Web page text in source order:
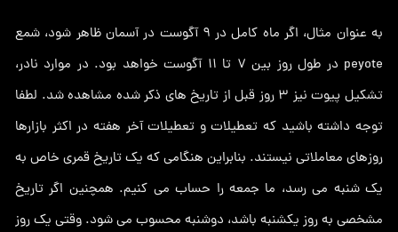
به عنوان مثال، اگر ماه کامل در 9 آگوست در آسمان ظاهر شود، شمع
peyote در طول روز بین 7 تا 11 آگوست خواهد بود. در موارد نادر،
تشکیل پیوت نیز 3 روز قبل از تاریخ های ذکر شده مشاهده شد. لطفا
توجه داشته باشید که تعطیلات و تعطیلات آخر هفته در اکثر بازارها
روزهای معاملاتی نیستند. بنابراین هنگامی که یک تاریخ قمری خاص به
یک شنبه می رسد، ما جمعه را حساب می کنیم. همچنین اگر تاریخ
مشخصی به روز یکشنبه باشد، دوشنبه محسوب می شود. وقتی یک روز